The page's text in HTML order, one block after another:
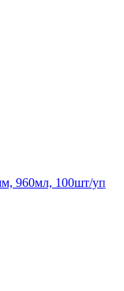
960мл, 100шт/уп